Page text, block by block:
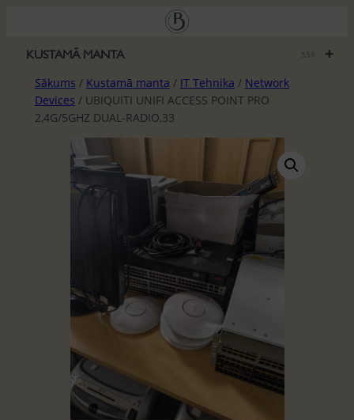
saturu
+
KUSTAMĀ MANTA
Sākums / Kustamā manta / IT Tehnika / Network
Devices / UBIQUITI UNIFI ACCESS POINT PRO
2,4G/5GHZ DUAL-RADIO,33